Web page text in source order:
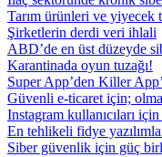
Tarım ürünleri ve yiyecek
Şirketlerin derdi veri ihlali
ABD’de en üst düzeyde
Karantinada oyun tuzağı!
Super App’den Killer
Güvenli e-ticaret için;
Instagram kullanıcıları
En tehlikeli fidye
Siber güvenlik için güç